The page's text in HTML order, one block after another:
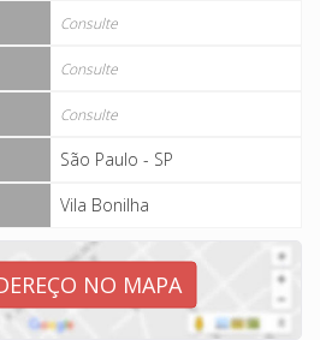
Consulte
Consulte
Consulte
São Paulo - SP
Vila Bonilha
NO MAPA